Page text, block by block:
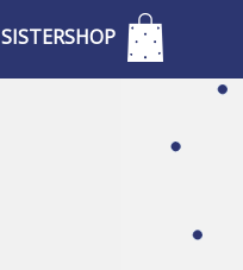
SISTERSHOP